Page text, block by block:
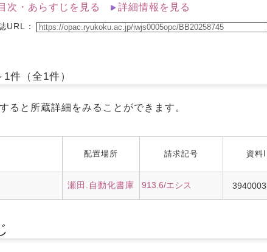
次・あらすじを見る 詳細情報を見る
URL：
1件（全1件）
ると所蔵詳細をみることができます。
配置場所 請求記号 資料
瀬田.自動化書庫 913.6/エシス